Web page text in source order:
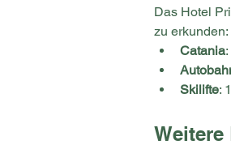
Das Hotel
zu erkunden:
Catania
Skilifte: